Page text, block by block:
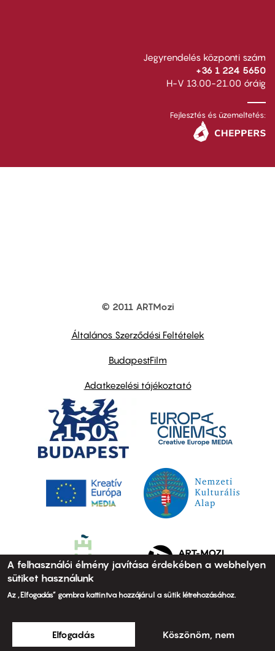
Jegyrendelés központi szám
+36 1 224 5650
H-V 13.00-21.00 óráig
Fejlesztés és üzemeltetés:
© 2011 ARTMozi
Általános Szerződési Feltételek
BudapestFilm
Adatkezelési tájékoztató
A felhasználói élmény javítása érdekében a webhelyen
sütiket használunk
Az „Elfogadás” gombra kattintva hozzájárul a sütik létrehozásához.
Elfogadás Köszönöm, nem